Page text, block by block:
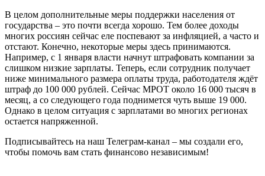
В целом дополнительные меры поддержки населения от
государства – это почти всегда хорошо. Тем более доходы
многих россиян сейчас еле поспевают за инфляцией, а часто и
отстают. Конечно, некоторые меры здесь принимаются.
Например, с 1 января власти начнут штрафовать компании за
слишком низкие зарплаты. Теперь, если сотрудник получает
ниже минимального размера оплаты труда, работодателя ждёт
штраф до 100 000 рублей. Сейчас МРОТ около 16 000 тысяч в
месяц, а со следующего года поднимется чуть выше 19 000.
Однако в целом ситуация с зарплатами во многих регионах
остается напряженной.
Подписывайтесь на наш Телеграм-канал – мы создали его,
чтобы помочь вам стать финансово независимым!